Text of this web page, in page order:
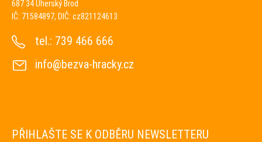
687 34 Uherský Brod
IČ: 71584897, DIČ: cz821124613
tel.: 739 466 666
info@bezva-hracky.cz
PŘIHLAŠTE SE K ODBĚRU NEWSLETTERU